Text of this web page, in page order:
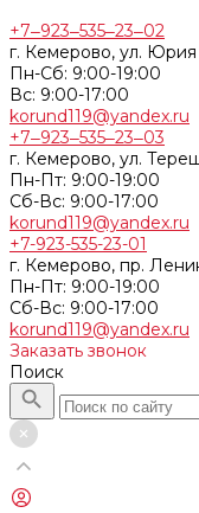
+7‒923‒535‒23‒02
г. Кемерово, ул.
Пн-Сб: 9:00-19:00
Вс: 9:00-17:00
korund119@yandex.ru
+7‒923‒535‒23‒03
г. Кемерово, ул.
Пн-Пт: 9:00-19:00
Cб-Вс: 9:00-17:00
korund119@yandex.ru
+7-923-535-23-01
г. Кемерово, пр.
Пн-Пт: 9:00-19:00
Cб-Вс: 9:00-17:00
korund119@yandex.ru
Заказать звонок
Поиск